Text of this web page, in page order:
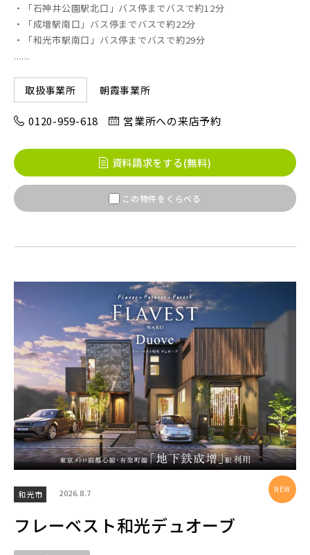
千葉・京葉エリア(19)
八千代市(1)
鎌ケ谷市(2)
白井市(0)
千葉市(2)
千葉・常磐エリア(16)
守谷市(0) 松戸市(4)
野田市(1)
東京都(7)
練馬区(2) 足立区(0)
葛飾区(2)
江戸川区(1)
東久留米市(2)
物件を検索する
JR
地図から探す
・「石神井公園駅北口」バス停までバスで約12分
・「成増駅南口」バス停までバスで約22分
・「和光市駅南口」バス停までバスで約29分
......
取扱事業所 朝霞事業所
0120-959-618 営業所への来店予約
資料請求をする(無料)
この物件をくらべる
和光市 2026.8.7
フレーベスト和光デュオーブ